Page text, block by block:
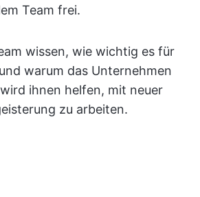
Team frei.
wissen, wie wichtig es für
warum das Unternehmen
ihnen helfen, mit neuer
zu arbeiten.